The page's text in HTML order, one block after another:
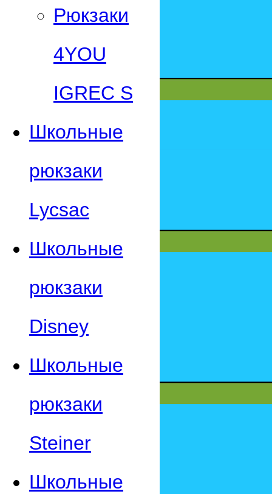
Рюкзаки
4YOU
IGREC S
Школьные
рюкзаки
Lycsac
Школьные
рюкзаки
Disney
Школьные
рюкзаки
Steiner
Школьные